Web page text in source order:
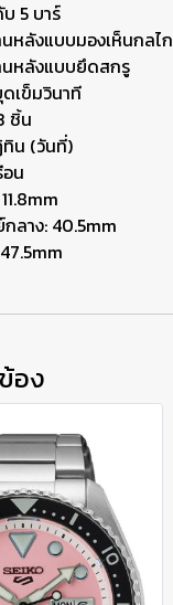
5 บาร์
หลังแบบมองเห็นกลไก
นหลังแบบยึดสกรู
เข็มวินาที
ชิ้น
น (วันที่)
น
ลาง: 40.5mm
อง